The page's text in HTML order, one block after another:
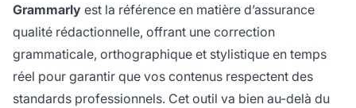
Grammarly est la référence en matière d’assurance
qualité rédactionnelle, offrant une correction
grammaticale, orthographique et stylistique en temps
réel pour garantir que vos contenus respectent des
standards professionnels. Cet outil va bien au-delà du